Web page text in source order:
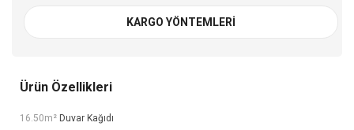
KARGO YÖNTEMLERI
Ürün Özellikleri
16.50m² Duvar Kağıdı